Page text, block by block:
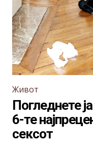
Живот
Погледнете
6-те
сексот